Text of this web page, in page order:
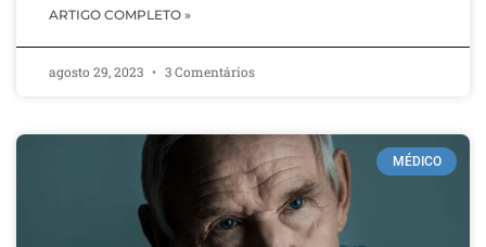
ARTIGO COMPLETO »
agosto 29, 2023 3 Comentários
MÉDICO